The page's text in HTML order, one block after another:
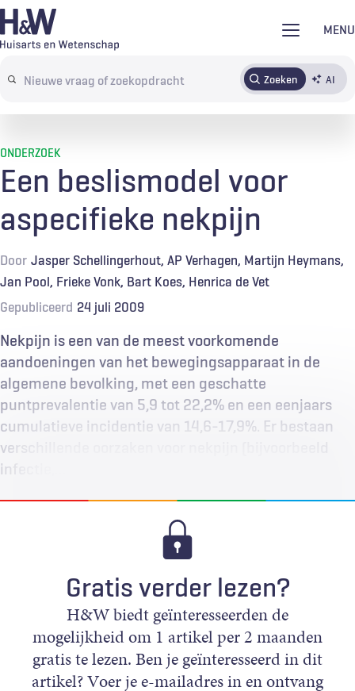
Overslaan
en
de
MENU
Search
terms
Zoeken AI
AbonnerenTijdschrift Inloggen
ONDERZOEK
Een beslismodel voor
aspecifieke nekpijn
Door Jasper Schellingerhout AP Verhagen Martijn Heymans
Jan Pool Frieke Vonk Bart Koes Henrica de Vet
Gepubliceerd 24 juli 2009
Nekpijn is een van de meest voorkomende
aandoeningen van het bewegingsapparaat in de
algemene bevolking, met een geschatte
puntprevalentie van 5,9 tot 22,2% en een eenjaars
cumulatieve incidentie van 14,6-17,9%. Er bestaan
verschillende oorzaken voor nekpijn (bijvoorbeeld
infectie,…
Gratis verder lezen?
H&W biedt geïnteresseerden de
mogelijkheid om 1 artikel per 2 maanden
gratis te lezen. Ben je geïnteresseerd in dit
artikel? Voer je e-mailadres in en ontvang